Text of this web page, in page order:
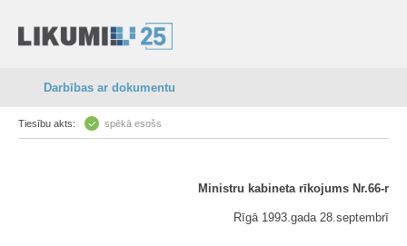
Darbības ar dokumentu
Tiesību akts: spēkā esošs
Ministru kabineta rīkojums Nr.66-r
Rīgā 1993.gada 28.septembrī